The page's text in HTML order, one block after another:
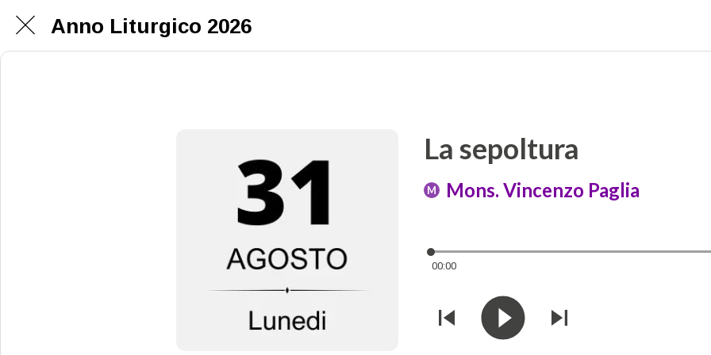
Anno Liturgico 2026
La sepoltura
M Mons. Vincenzo Paglia
00:00